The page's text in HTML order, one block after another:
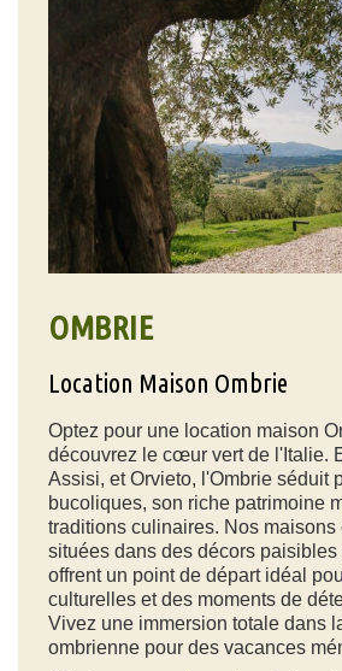
OMBRIE
Location Maison Ombrie
Optez pour une location maison
découvrez le cœur vert de l'Italie.
Assisi, et Orvieto, l'Ombrie séduit
bucoliques, son riche patrimoine
traditions culinaires. Nos maisons
situées dans des décors paisibles
offrent un point de départ idéal
culturelles et des moments de
Vivez une immersion totale dans
ombrienne pour des vacances